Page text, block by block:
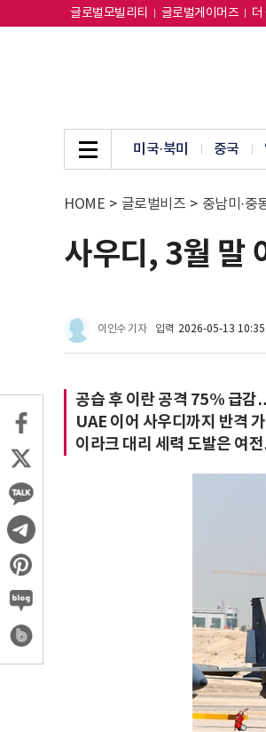
글로벌모빌리티 글로벌게이머즈 더
미국·북미 중국
HOME > 글로벌비즈 > 중남미·중
사우디, 3월 말
이인수 기자 입력 2026-05-13 10:35
공습 후 이란 공격 75% 급감
UAE 이어 사우디까지 반격
이라크 대리 세력 도발은 여